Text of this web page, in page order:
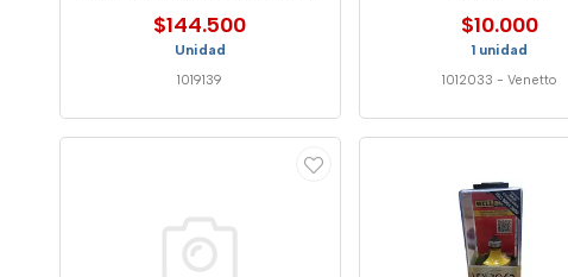
$144.500
Unidad
1019139
$10.000
1 unidad
1012033 -Venetto